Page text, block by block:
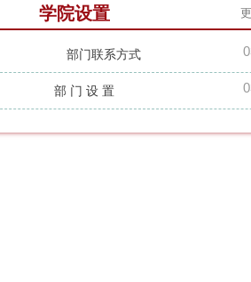
学院设置
部门联系方式
部 门 设 置